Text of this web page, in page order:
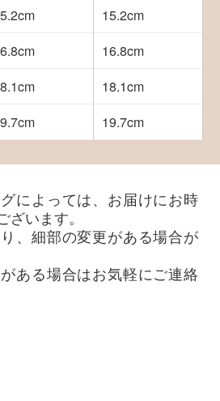
15.2cm
16.8cm
18.1cm
19.7cm
によっては、お届けにお時
ざいます。
、細部の変更がある場合が
ある場合はお気軽にご連絡